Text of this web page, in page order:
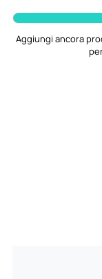
Aggiungi ancora